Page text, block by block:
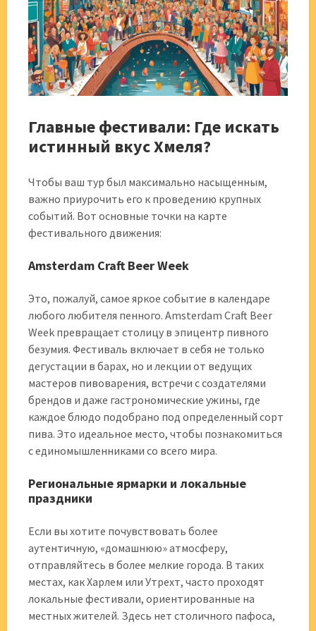
Главные фестивали: Где искать
истинный вкус Хмеля?
Чтобы ваш тур был максимально насыщенным,
важно приурочить его к проведению крупных
событий. Вот основные точки на карте
фестивального движения:
Amsterdam Craft Beer Week
Это, пожалуй, самое яркое событие в календаре
любого любителя пенного. Amsterdam Craft Beer
Week превращает столицу в эпицентр пивного
безумия. Фестиваль включает в себя не только
дегустации в барах, но и лекции от ведущих
мастеров пивоварения, встречи с создателями
брендов и даже гастрономические ужины, где
каждое блюдо подобрано под определенный сорт
пива. Это идеальное место, чтобы познакомиться
с единомышленниками со всего мира.
Региональные ярмарки и локальные
праздники
Если вы хотите почувствовать более
аутентичную, «домашнюю» атмосферу,
отправляйтесь в более мелкие города. В таких
местах, как Харлем или Утрехт, часто проходят
локальные фестивали, ориентированные на
местных жителей. Здесь нет столичного пафоса,